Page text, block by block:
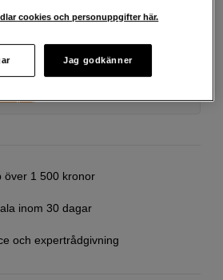
45 SEK/mån tillkommer
Det kan leda till svårigheter att få hyra
och få nya lån. För stöd, vänd dig till budget-
över 1 500 kronor
inom 30 dagar
och expertrådgivning
cookies och personuppgifter här.
Jag godkänner